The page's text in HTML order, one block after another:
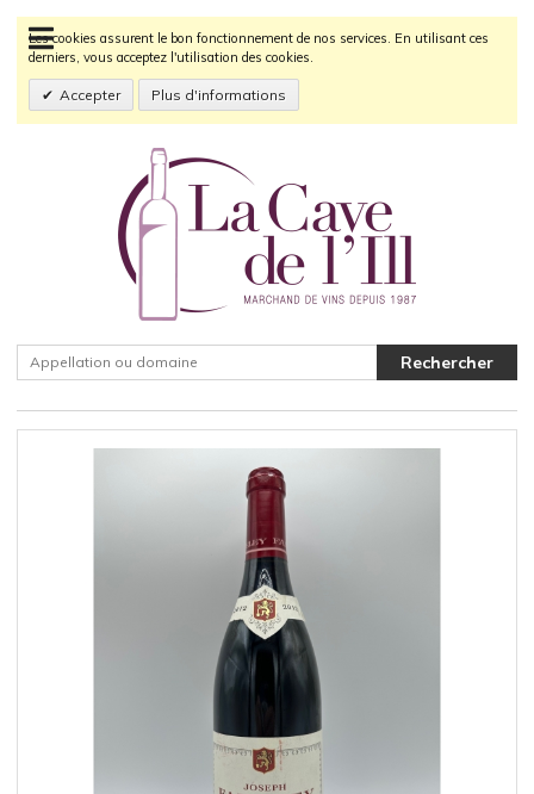
Les cookies assurent le bon fonctionnement de nos services. En utilisant ces
derniers, vous acceptez l'utilisation des cookies.
Accepter Plus d'informations